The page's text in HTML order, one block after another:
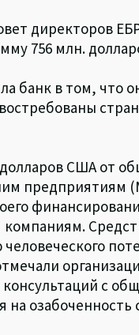
директоров
756 млн.
банк в том, что
США от
предприятиям
с